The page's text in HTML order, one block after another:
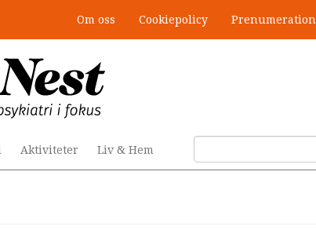
Om oss Cookiepolicy Prenumeration
Aktiviteter Liv & Hem